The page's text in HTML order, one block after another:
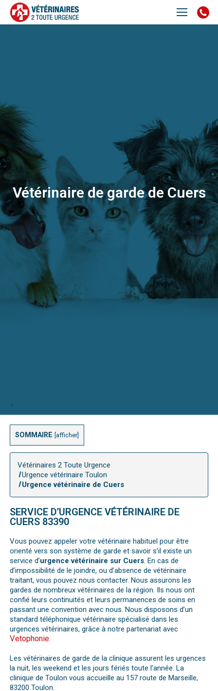
SOMMAIRE afficher
Vétérinaire de garde de Cuers
Vétérinaires 2 Toute Urgence
Urgence vétérinaire Toulon
Urgence vétérinaire de Cuers
SERVICE D’URGENCE VÉTÉRINAIRE DE
CUERS 83390
Vous pouvez appeler votre vétérinaire habituel pour être
orienté vers son système de garde et savoir s’il existe un
service d’urgence vétérinaire sur Cuers. En cas de
d’impossibilité de le joindre, ou d’absence de vétérinaire
traitant, vous pouvez nous contacter. Nous assurons les
gardes de nombreux vétérinaires de la région. Ils nous ont
confié leurs continuités et leurs permanences de soins en
passant une convention avec nous. Nous disposons d’un
standard téléphonique vétérinaire spécialisé dans les
urgences vétérinaires, grâce à notre partenariat avec
Vetophonie.
Les vétérinaires de garde de la clinique assurent les urgences
la nuit, les weekend et les jours fériés toute l’année. La
clinique de Toulon vous accueille au 157 route de Marseille,
83200 Toulon.